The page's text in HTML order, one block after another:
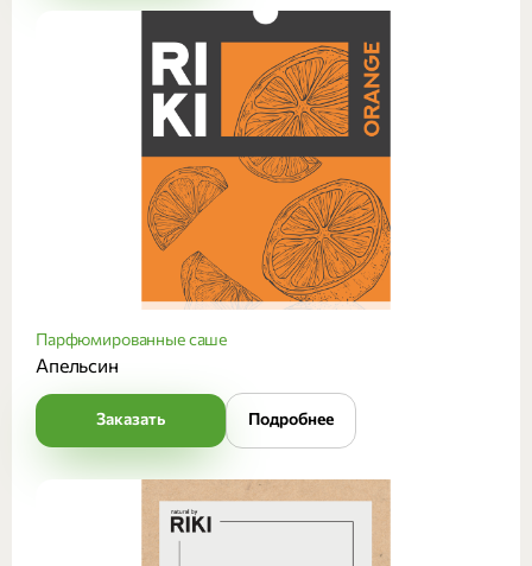
Парфюмированные саше
Апельсин
Заказать Подробнее